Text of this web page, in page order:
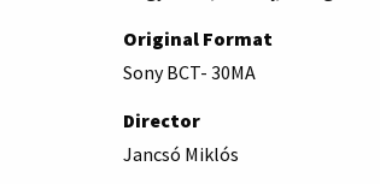
Original Format
Sony BCT- 30MA
Director
Jancsó Miklós